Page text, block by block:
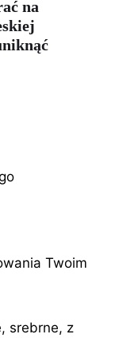
na
Twoim
srebrne, z